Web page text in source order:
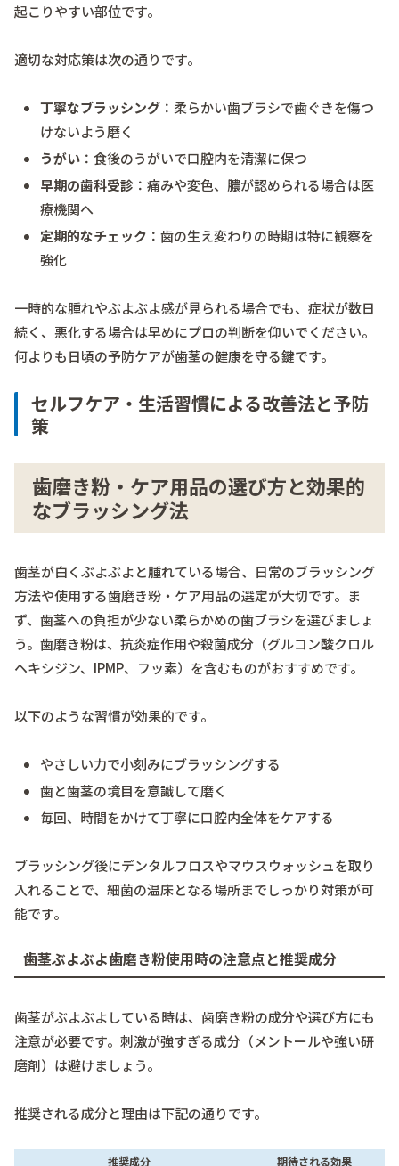
起こりやすい部位です。
適切な対応策は次の通りです。
丁寧なブラッシング ：柔らかい歯ブラシで歯ぐきを傷つ
けないよう磨く
うがい ：食後のうがいで口腔内を清潔に保つ
早期の歯科受診 ：痛みや変色、膿が認められる場合は医
療機関へ
定期的なチェック ：歯の生え変わりの時期は特に観察を
強化
一時的な腫れやぶよぶよ感が見られる場合でも、症状が数日
続く、悪化する場合は早めにプロの判断を仰いでください。
何よりも日頃の予防ケアが歯茎の健康を守る鍵です。
セルフケア・生活習慣による改善法と予防
策
歯磨き粉・ケア用品の選び方と効果的
なブラッシング法
歯茎が白くぶよぶよと腫れている場合、日常のブラッシング
方法や使用する歯磨き粉・ケア用品の選定が大切です。ま
ず、歯茎への負担が少ない柔らかめの歯ブラシを選びましょ
う。歯磨き粉は、抗炎症作用や殺菌成分（グルコン酸クロル
ヘキシジン、IPMP、フッ素）を含むものがおすすめです。
以下のような習慣が効果的です。
やさしい力で小刻みにブラッシングする
歯と歯茎の境目を意識して磨く
毎回、時間をかけて丁寧に口腔内全体をケアする
ブラッシング後にデンタルフロスやマウスウォッシュを取り
入れることで、細菌の温床となる場所までしっかり対策が可
能です。
歯茎ぶよぶよ歯磨き粉使用時の注意点と推奨成分
歯茎がぶよぶよしている時は、歯磨き粉の成分や選び方にも
注意が必要です。刺激が強すぎる成分（メントールや強い研
磨剤）は避けましょう。
推奨される成分と理由は下記の通りです。
推奨成分 期待される効果